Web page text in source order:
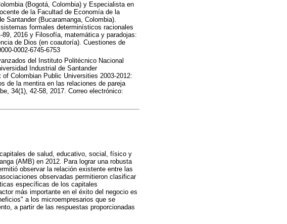
(Bogotá, Colombia) y Especialista en
de la Facultad de Economía de la
Santander (Bucaramanga, Colombia).
formales determinísticos racionales
2016 y Filosofía, matemática y paradojas:
de Dios (en coautoría). Cuestiones de
0002-6745-6753
del Instituto Politécnico Nacional
Industrial de Santander
Colombian Public Universities 2003-2012:
de la mentira en las relaciones de pareja
34(1), 42-58, 2017. Correo electrónico:
de salud, educativo, social, físico y
(AMB) en 2012. Para lograr una robusta
observar la relación existente entre las
observadas permitieron clasificar
específicas de los capitales
más importante en el éxito del negocio es
a los microempresarios que se
a partir de las respuestas proporcionadas